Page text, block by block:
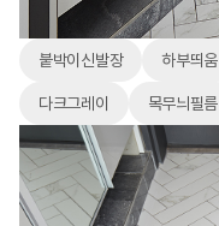
붙박이신발장 하부띄움
다크그레이 목무늬필름